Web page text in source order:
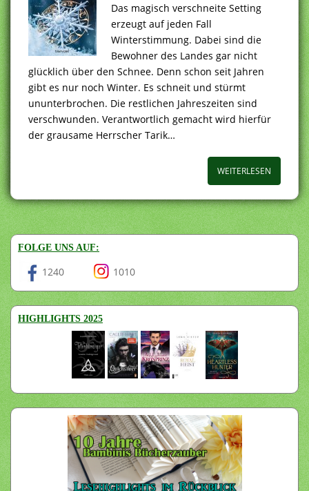
Das magisch verschneite Setting
erzeugt auf jeden Fall
Winterstimmung. Dabei sind die
Bewohner des Landes gar nicht
glücklich über den Schnee. Denn schon seit Jahren
gibt es nur noch Winter. Es schneit und stürmt
ununterbrochen. Die restlichen Jahreszeiten sind
verschwunden. Verantwortlich gemacht wird hierfür
der grausame Herrscher Tarik…
WEITERLESEN
FOLGE UNS AUF:
1240 1010
HIGHLIGHTS 2025